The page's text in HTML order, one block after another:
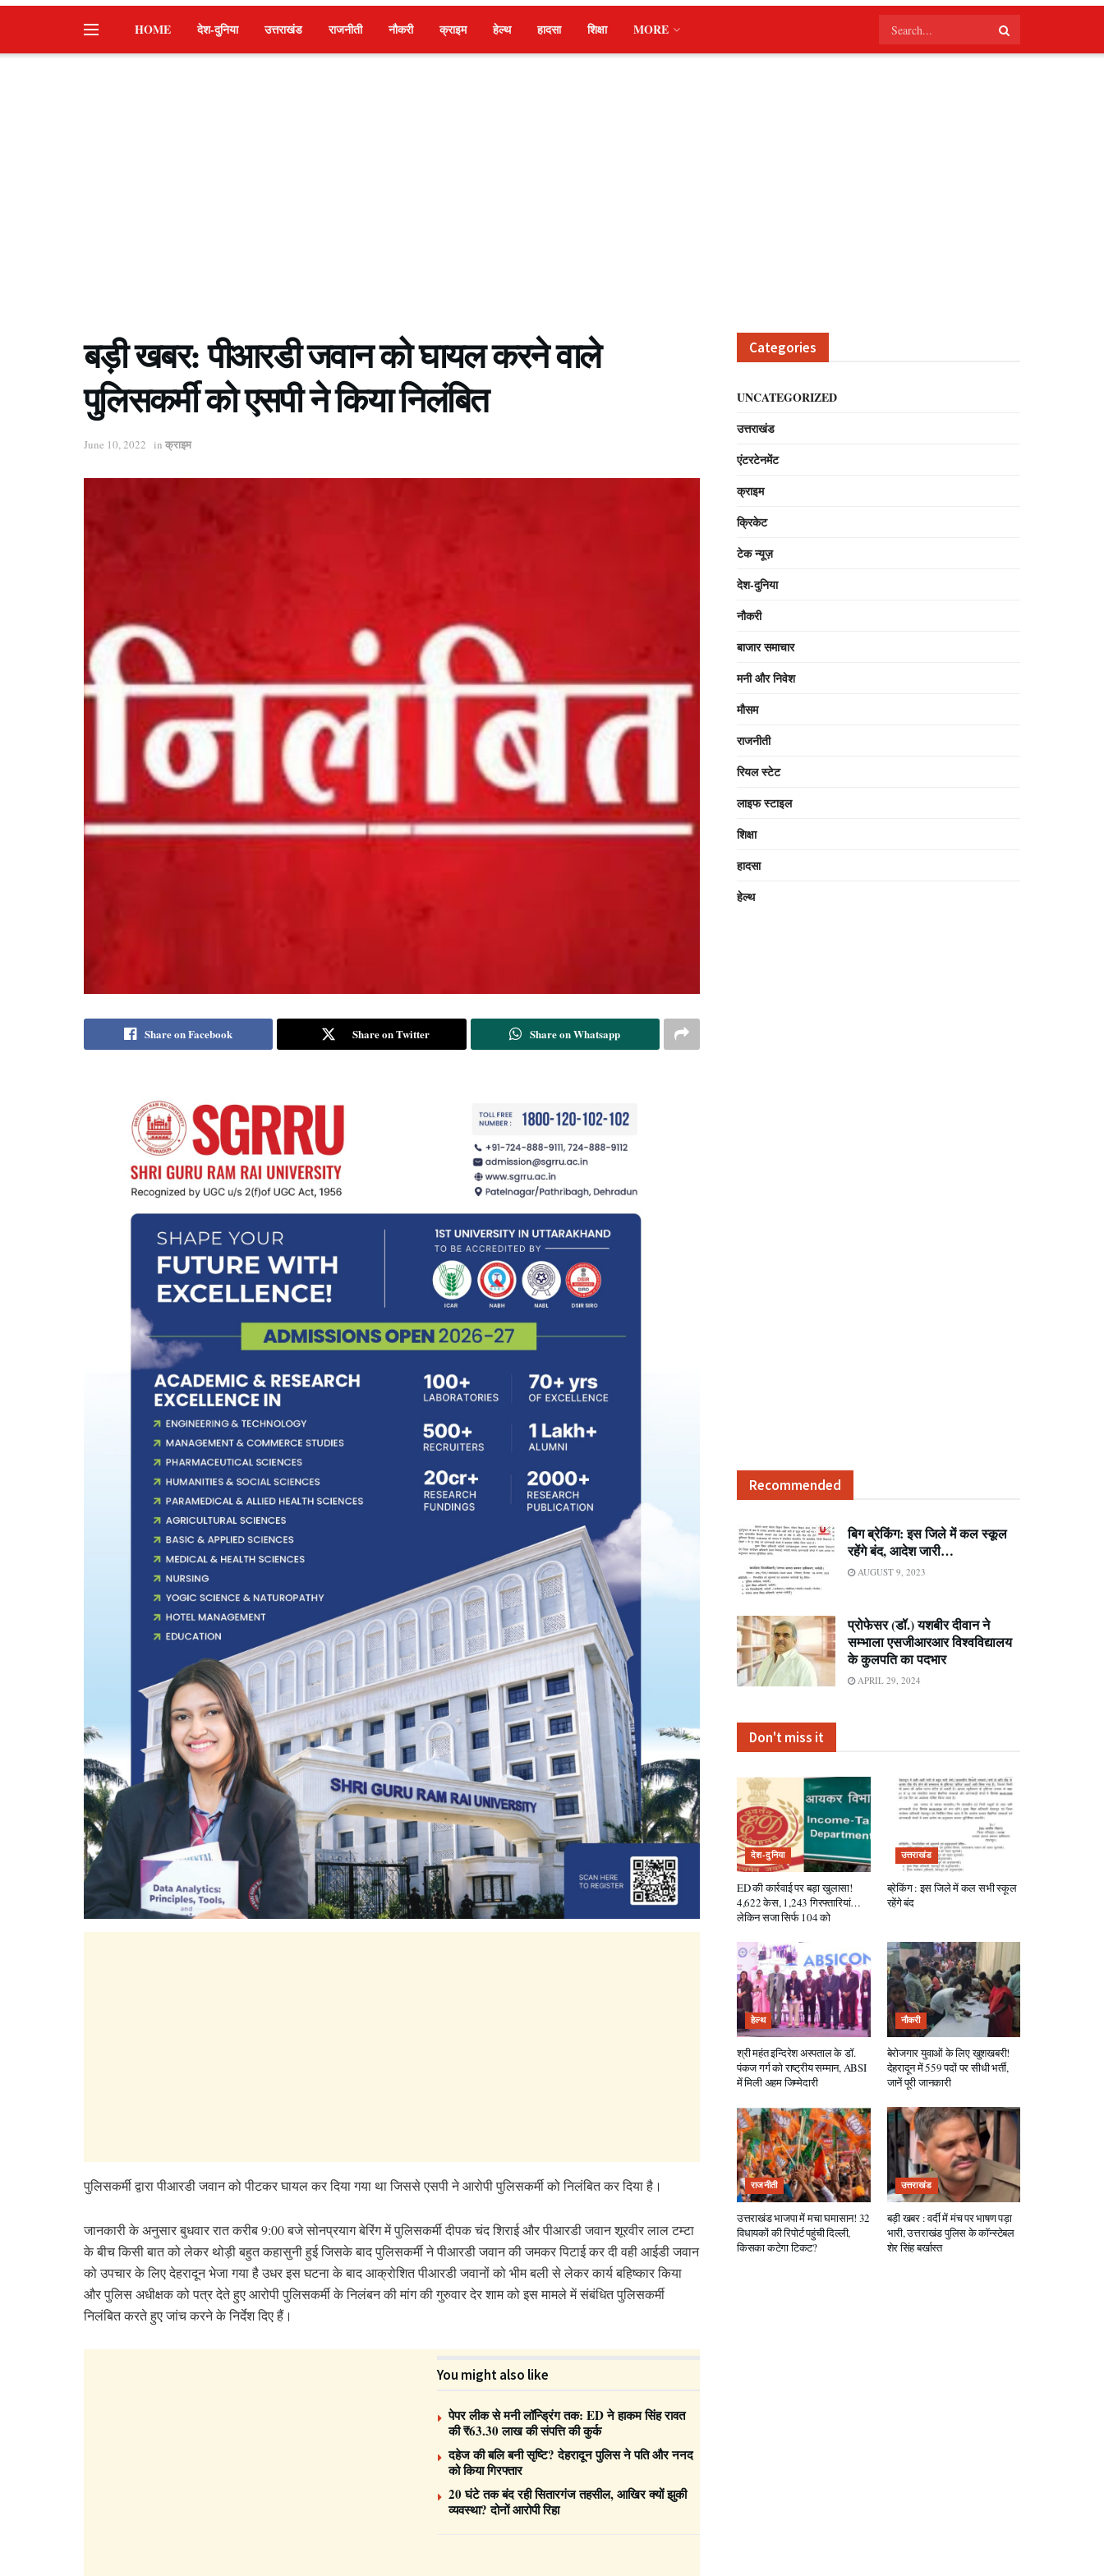
HOME देश-दुनिया उत्तराखंड राजनीती नौकरी क्राइम हेल्थ हादसा शिक्षा MORE
बड़ी खबर: पीआरडी जवान को घायल करने वाले
पुलिसकर्मी को एसपी ने किया निलंबित
June 10, 2022 in क्राइम
Share on Facebook Share on Twitter Share on Whatsapp
पुलिसकर्मी द्वारा पीआरडी जवान को पीटकर घायल कर दिया गया था जिससे एसपी ने आरोपी पुलिसकर्मी को निलंबित कर दिया है।
जानकारी के अनुसार बुधवार रात करीब 9:00 बजे सोनप्रयाग बेरिंग में पुलिसकर्मी दीपक चंद शिराई और पीआरडी जवान शूरवीर लाल टम्टा
के बीच किसी बात को लेकर थोड़ी बहुत कहासुनी हुई जिसके बाद पुलिसकर्मी ने पीआरडी जवान की जमकर पिटाई कर दी वही आईडी जवान
को उपचार के लिए देहरादून भेजा गया है उधर इस घटना के बाद आक्रोशित पीआरडी जवानों को भीम बली से लेकर कार्य बहिष्कार किया
और पुलिस अधीक्षक को पत्र देते हुए आरोपी पुलिसकर्मी के निलंबन की मांग की गुरुवार देर शाम को इस मामले में संबंधित पुलिसकर्मी
निलंबित करते हुए जांच करने के निर्देश दिए हैं।
You might also like
पेपर लीक से मनी लॉन्ड्रिंग तक: ED ने हाकम सिंह रावत
की ₹63.30 लाख की संपत्ति की कुर्क
दहेज की बलि बनी सृष्टि? देहरादून पुलिस ने पति और ननद
को किया गिरफ्तार
20 घंटे तक बंद रही सितारगंज तहसील, आखिर क्यों झुकी
व्यवस्था? दोनों आरोपी रिहा
Categories
UNCATEGORIZED
उत्तराखंड
एंटरटेनमेंट
क्राइम
क्रिकेट
टेक न्यूज़
देश-दुनिया
नौकरी
बाजार समाचार
मनी और निवेश
मौसम
राजनीती
रियल स्टेट
लाइफ स्टाइल
शिक्षा
हादसा
हेल्थ
Recommended
बिग ब्रेकिंग: इस जिले में कल स्कूल
रहेंगे बंद, आदेश जारी…
AUGUST 9, 2023
प्रोफेसर (डॉ.) यशबीर दीवान ने
सम्भाला एसजीआरआर विश्वविद्यालय
के कुलपति का पदभार
APRIL 29, 2024
Don't miss it
देश-दुनिया
ED की कार्रवाई पर बड़ा खुलासा!
4,622 केस, 1,243 गिरफ्तारियां…
लेकिन सजा सिर्फ 104 को
उत्तराखंड
ब्रेकिंग : इस जिले में कल सभी स्कूल
रहेंगे बंद
हेल्थ
श्री महंत इन्दिरेश अस्पताल के डॉ.
पंकज गर्ग को राष्ट्रीय सम्मान, ABSI
में मिली अहम जिम्मेदारी
नौकरी
बेरोजगार युवाओं के लिए खुशखबरी!
देहरादून में 559 पदों पर सीधी भर्ती,
जानें पूरी जानकारी
राजनीती
उत्तराखंड भाजपा में मचा घमासान! 32
विधायकों की रिपोर्ट पहुंची दिल्ली,
किसका कटेगा टिकट?
उत्तराखंड
बड़ी खबर : वर्दी में मंच पर भाषण पड़ा
भारी, उत्तराखंड पुलिस के कॉन्स्टेबल
शेर सिंह बर्खास्त